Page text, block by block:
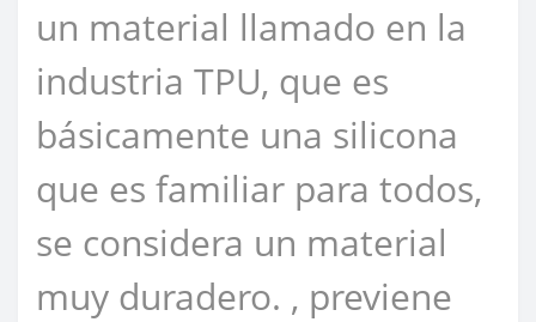
un material llamado en la
industria TPU, que es
básicamente una silicona
que es familiar para todos,
se considera un material
muy duradero. , previene